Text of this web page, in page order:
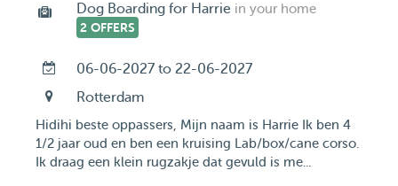
Dog Boarding for Harrie in your home
2 OFFERS
06-06-2027 to 22-06-2027
Rotterdam
Hidihi beste oppassers, Mijn naam is Harrie Ik ben 4
1/2 jaar oud en ben een kruising Lab/box/cane corso.
Ik draag een klein rugzakje dat gevuld is me...